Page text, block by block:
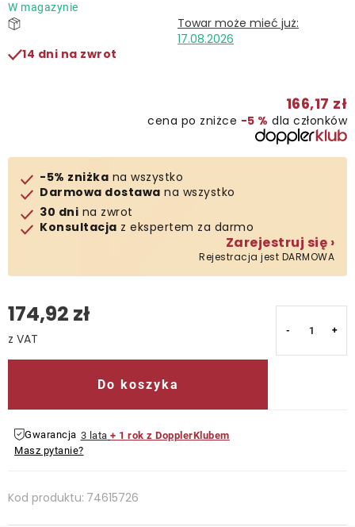
Kontakt
W magazynie
17.08.2026
14 dni na zwrot
166,17 zł
cena po zniżce −5 % dla członków
-5% zniżka na wszystko
Darmowa dostawa na wszystko
30 dni na zwrot
Konsultacja z ekspertem za darmo
Zarejestruj się ›
Rejestracja jest DARMOWA
174,92 zł
Do koszyka
Gwarancja 3 lata + 1 rok z DopplerKlubem
Masz pytanie?
Kod produktu: 74615726